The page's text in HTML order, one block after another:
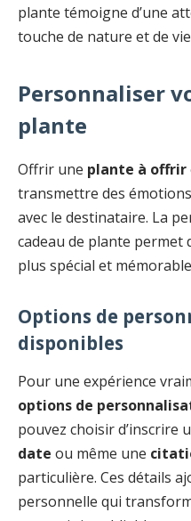
plante témoigne d’une
touche de nature et de
Personnaliser
plante
Offrir une plante à offrir
transmettre des
avec le destinataire. La
cadeau de plante permet
plus spécial et
Options de
disponibles
Pour une expérience
options de
pouvez choisir d’inscrire
date ou même une
particulière. Ces détails
personnelle qui